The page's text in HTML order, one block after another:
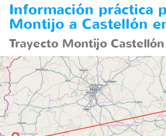
Información práctica
Montijo a Castellón
Trayecto Montijo Castellón